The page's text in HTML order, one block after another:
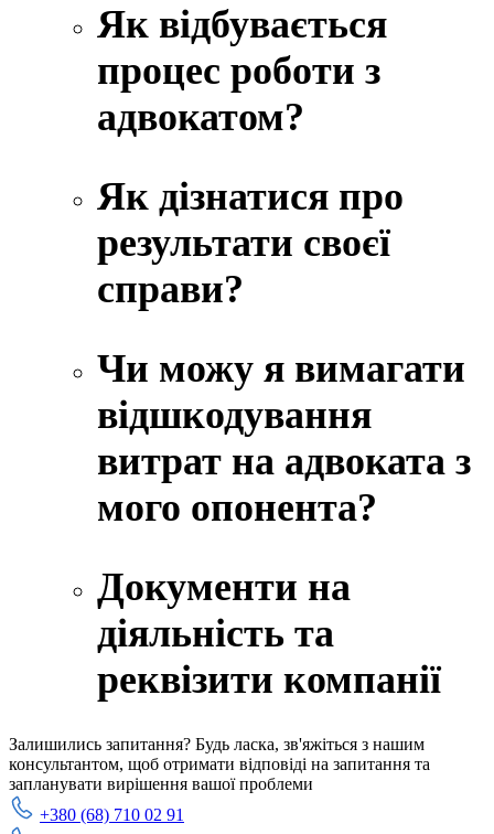
Як відбувається
процес роботи з
адвокатом?
Як дізнатися про
результати своєї
справи?
Чи можу я вимагати
відшкодування
витрат на адвоката з
мого опонента?
Документи на
діяльність та
реквізити компанії
Залишились запитання? Будь ласка, зв'яжіться з нашим
консультантом, щоб отримати відповіді на запитання та
запланувати вирішення вашої проблеми
+380 (68) 710 02 91